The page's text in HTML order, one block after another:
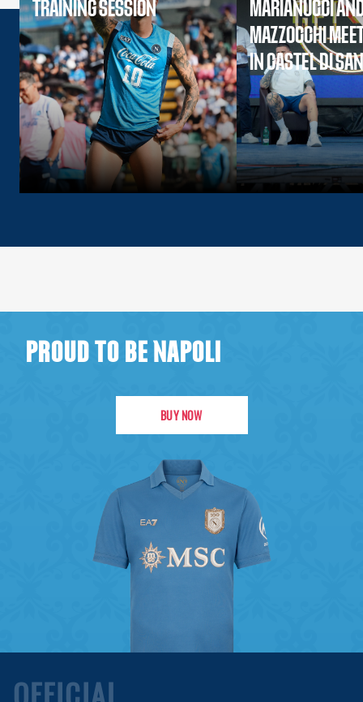
TRAINING SESSION
MARIANUCCI
MAZZOCCHI
IN CASTEL DI
PROUD TO BE NAPOLI
BUY NOW